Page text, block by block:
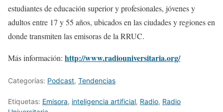
estudiantes de educación superior y profesionales, jóvenes y
adultos entre 17 y 55 años, ubicados en las ciudades y regiones en
donde transmiten las emisoras de la RRUC.
Más información: http://www.radiouniversitaria.org/
Categorías: Podcast, Tendencias
Etiquetas: Emisora, inteligencia artificial, Radio, Radio